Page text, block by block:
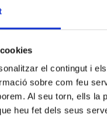
el contingut i
sobre com feu
Al seu torn, ells
heu fet dels seus
The Cranberies.
No badis, que